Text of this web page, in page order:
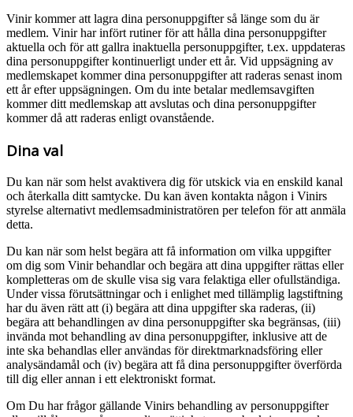
Vinir kommer att lagra dina personuppgifter så länge som du är
medlem. Vinir har infört rutiner för att hålla dina personuppgifter
aktuella och för att gallra inaktuella personuppgifter, t.ex. uppdateras
dina personuppgifter kontinuerligt under ett år. Vid uppsägning av
medlemskapet kommer dina personuppgifter att raderas senast inom
ett år efter uppsägningen. Om du inte betalar medlemsavgiften
kommer ditt medlemskap att avslutas och dina personuppgifter
kommer då att raderas enligt ovanstående.
Dina val
Du kan när som helst avaktivera dig för utskick via en enskild kanal
och återkalla ditt samtycke. Du kan även kontakta någon i Vinirs
styrelse alternativt medlemsadministratören per telefon för att anmäla
detta.
Du kan när som helst begära att få information om vilka uppgifter
om dig som Vinir behandlar och begära att dina uppgifter rättas eller
kompletteras om de skulle visa sig vara felaktiga eller ofullständiga.
Under vissa förutsättningar och i enlighet med tillämplig lagstiftning
har du även rätt att (i) begära att dina uppgifter ska raderas, (ii)
begära att behandlingen av dina personuppgifter ska begränsas, (iii)
invända mot behandling av dina personuppgifter, inklusive att de
inte ska behandlas eller användas för direktmarknadsföring eller
analysändamål och (iv) begära att få dina personuppgifter överförda
till dig eller annan i ett elektroniskt format.
Om Du har frågor gällande Vinirs behandling av personuppgifter